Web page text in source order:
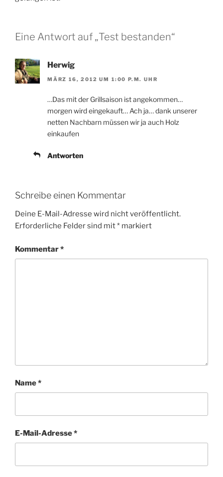
Eine Antwort auf „Test bestanden“
Herwig
MÄRZ 16, 2012 UM 1:00 P.M. UHR
…Das mit der Grillsaison ist angekommen…
morgen wird eingekauft… Ach ja… dank unserer
netten Nachbarn müssen wir ja auch Holz
einkaufen
Antworten
Schreibe einen Kommentar
Deine E-Mail-Adresse wird nicht veröffentlicht.
Erforderliche Felder sind mit* markiert
Kommentar*
Name*
E-Mail-Adresse*